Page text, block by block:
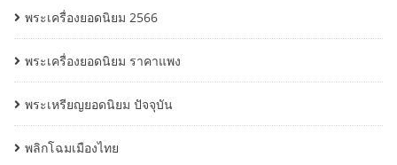
พระเครื่องยอดนิยม 2566
พระเครื่องยอดนิยม ราคาแพง
พระเหรียญยอดนิยม ปัจจุบัน
พลิกโฉมเมืองไทย